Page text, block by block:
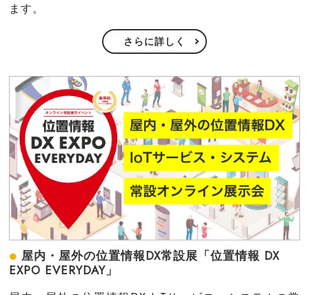
ます。
さらに詳しく
屋内・屋外の位置情報DX常設展「位置情報 DX
EXPO EVERYDAY」